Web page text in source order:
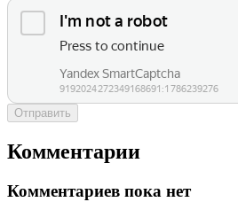
Отправить
Комментарии
Комментариев пока нет